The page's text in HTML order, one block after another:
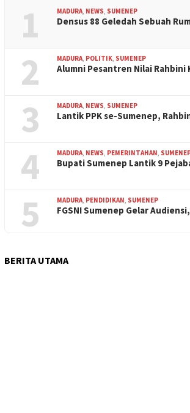
1 MADURA NEWS SUMENEP
Densus 88 Geledah Sebuah
2 MADURA POLITIK SUMENEP
Alumni Pesantren Nilai
3 MADURA NEWS SUMENEP
Lantik PPK se-Sumenep,
4 MADURA NEWS PEMERINTAHAN
Bupati Sumenep Lantik 9
5 MADURA PENDIDIKAN SUMENEP
FGSNI Sumenep Gelar
BERITA UTAMA